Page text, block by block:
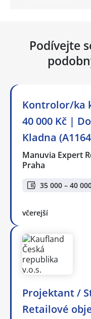
Podívejte
Kontrolor/ka
40 000 Kč |
Kladna
Manuvia Expert
Praha
35 000 – 40
včerejší
Projektant /
Retailové